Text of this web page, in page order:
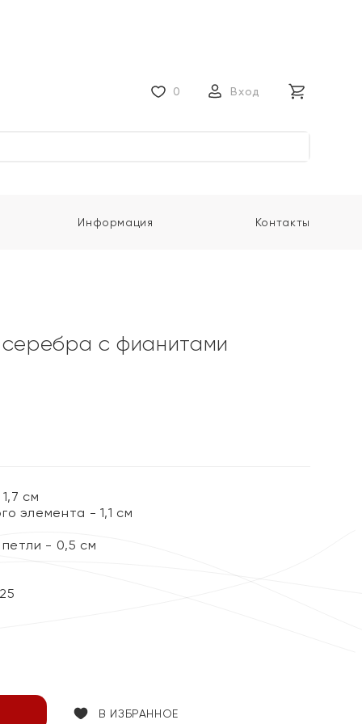
0 Вход
Информация Контакты
с фианитами
см
элемента - 1,1 см
- 0,5 см
В ИЗБРАННОЕ